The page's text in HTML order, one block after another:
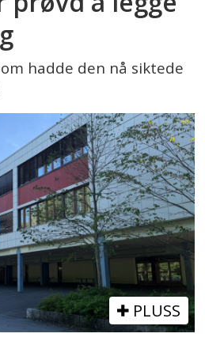
hadde den nå siktede
PLUSS